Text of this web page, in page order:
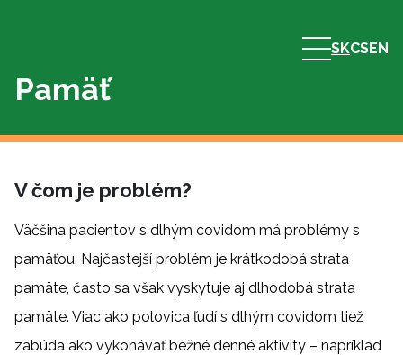
SKCSEN
Pamäť
V čom je problém?
Väčšina pacientov s dlhým covidom má problémy s
pamäťou. Najčastejší problém je krátkodobá strata
pamäte, často sa však vyskytuje aj dlhodobá strata
pamäte. Viac ako polovica ľudí s dlhým covidom tiež
zabúda ako vykonávať bežné denné aktivity – napríklad